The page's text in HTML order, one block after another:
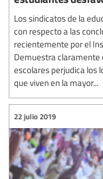
Los sindicatos de la
con respecto a las
recientemente por el
Demuestra claramente
escolares perjudica los
que viven en la mayor...
22 julio 2019